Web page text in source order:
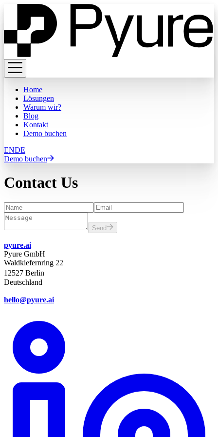
Home
Lösungen
Warum wir?
Blog
Kontakt
Demo buchen
ENDE
Demo buchen
Contact Us
Send
pyure.ai
Pyure GmbH
Waldkiefernring 22
12527 Berlin
Deutschland
hello@pyure.ai